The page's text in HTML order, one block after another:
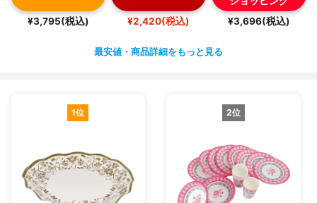
¥3,795(税込) ¥2,420(税込) ¥3,696(税込)
最安値・商品詳細をもっと見る
1位 2位